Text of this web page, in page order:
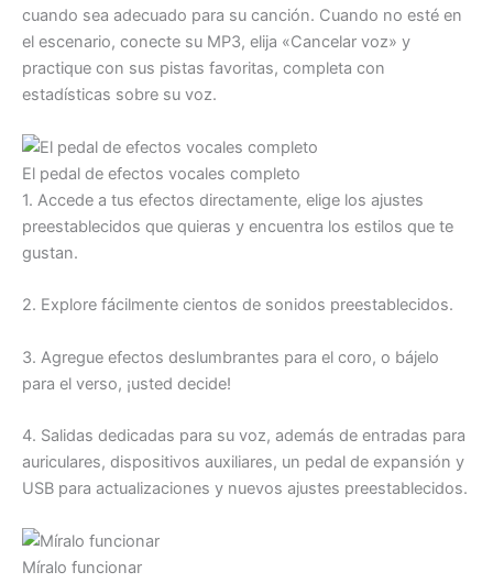
cuando sea adecuado para su canción. Cuando no esté en
el escenario, conecte su MP3, elija «Cancelar voz» y
practique con sus pistas favoritas, completa con
estadísticas sobre su voz.
El pedal de efectos vocales completo
1. Accede a tus efectos directamente, elige los ajustes
preestablecidos que quieras y encuentra los estilos que te
gustan.
2. Explore fácilmente cientos de sonidos preestablecidos.
3. Agregue efectos deslumbrantes para el coro, o bájelo
para el verso, ¡usted decide!
4. Salidas dedicadas para su voz, además de entradas para
auriculares, dispositivos auxiliares, un pedal de expansión y
USB para actualizaciones y nuevos ajustes preestablecidos.
Míralo funcionar